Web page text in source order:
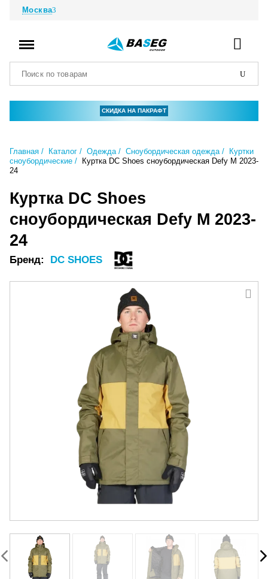
Москва
СКИДКА НА ПАКРАФТ
Главная Каталог Одежда Сноубордическая одежда
Куртки
сноубордические
Куртка DC Shoes сноубордическая Defy M 2023-
24
Куртка DC Shoes
сноубордическая Defy M 2023-
24
Бренд: DC SHOES